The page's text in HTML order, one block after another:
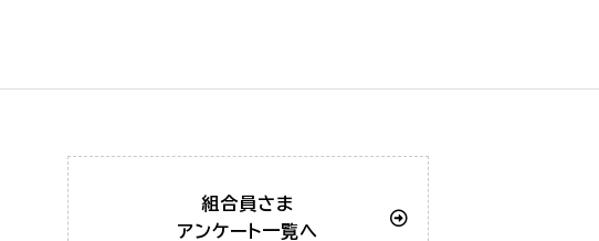
組合員さま
アンケート一覧へ